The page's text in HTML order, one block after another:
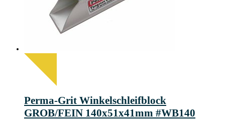
Perma-Grit Winkelschleifblock
GROB/FEIN 140x51x41mm #WB140